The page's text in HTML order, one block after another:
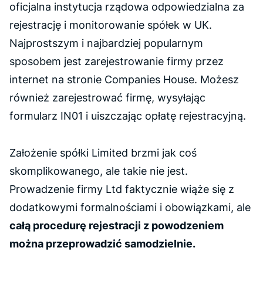
oficjalna instytucja rządowa odpowiedzialna za
rejestrację i monitorowanie spółek w UK.
Najprostszym i najbardziej popularnym
sposobem jest zarejestrowanie firmy przez
internet na stronie Companies House. Możesz
również zarejestrować firmę, wysyłając
formularz IN01 i uiszczając opłatę rejestracyjną.
Założenie spółki Limited brzmi jak coś
skomplikowanego, ale takie nie jest.
Prowadzenie firmy Ltd faktycznie wiąże się z
dodatkowymi formalnościami i obowiązkami, ale
całą procedurę rejestracji z powodzeniem
można przeprowadzić samodzielnie.